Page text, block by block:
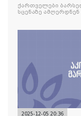
ქართველები
სცენაზე ამღერდნენ
2025-12-05 20:36